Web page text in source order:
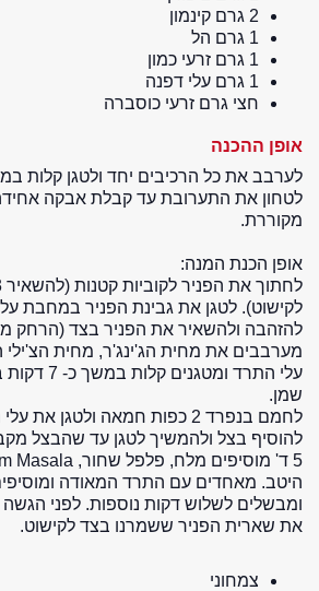
2 גרם קינמון
1 גרם הל
1 גרם זרעי כמון
1 גרם עלי דפנה
חצי גרם זרעי כוסברה
אופן ההכנה
לטחון את התערובת עד קבלת אבקה
מקוררת.
אופן הכנת המנה:
לקישוט). לטגן את גבינת הפניר במחבת על
להזהבה ולהשאיר את הפניר בצד (הרחק
מערבבים את מחית הג'ינג'ר, מחית הצ'ילי
עלי התרד
שמן.
לחמם בנפרד 2 כפות חמאה ולטגן
להוסיף בצל ולהמשיך לטגן עד שהבצל
היטב. מאחדים עם התרד המאודה
ומבשלים לשלוש דקות נוספות. לפני
את שארית הפניר ששמרנו בצד לקישוט.
צמחוני